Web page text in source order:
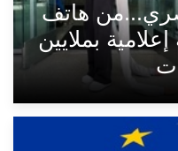
هاتف
بملايين